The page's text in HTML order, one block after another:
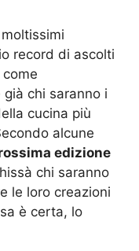
record di ascolti
chi saranno i
cucina più
alcune
edizione
chi saranno
le loro creazioni
è certa, lo